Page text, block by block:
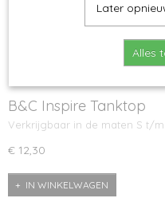
B&C Inspire Tanktop
Verkrijgbaar in de maten S t/m
€ 12,30
IN WINKELWAGEN
Later
Alles